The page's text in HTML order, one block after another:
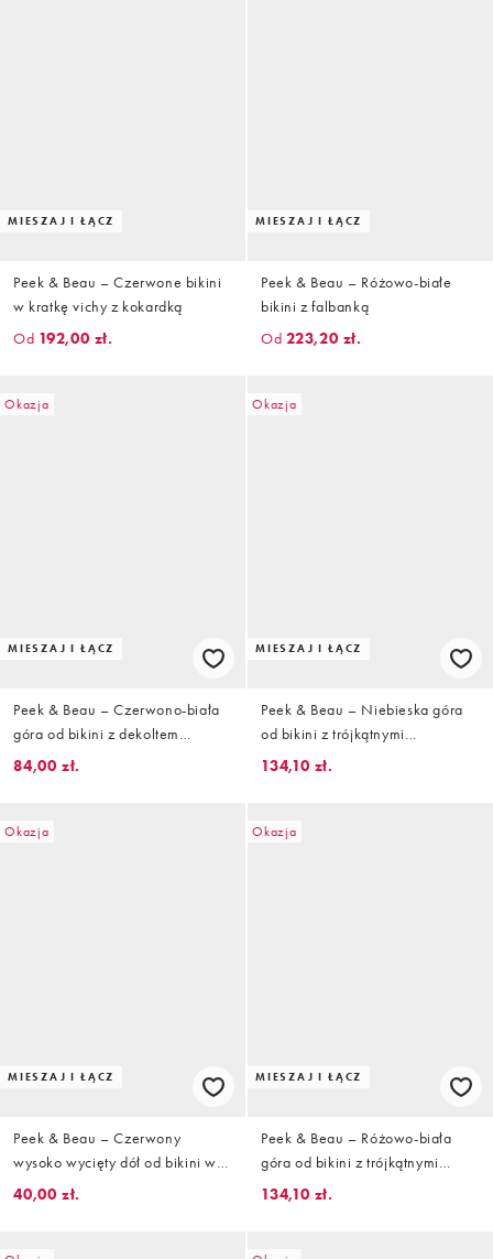
MIESZAJ I ŁĄCZ
Peek & Beau – Czerwone bikini
w kratkę vichy z kokardką
Od 192,00 zł.
MIESZAJ I ŁĄCZ
Peek & Beau – Różowo-białe
bikini z falbanką
Od 223,20 zł.
Okazja
MIESZAJ I ŁĄCZ
Peek & Beau – Czerwono-biała
góra od bikini z dekoltem
bandeau w groszki
84,00 zł.
Okazja
MIESZAJ I ŁĄCZ
Peek & Beau – Niebieska góra
od bikini z trójkątnymi
miseczkami w kratkę vichy i
134,10 zł.
Okazja
MIESZAJ I ŁĄCZ
Peek & Beau – Czerwony
wysoko wycięty dół od bikini w
kratkę vichy z kokardką
40,00 zł.
Okazja
MIESZAJ I ŁĄCZ
Peek & Beau – Różowo-biała
góra od bikini z trójkątnymi
miseczkami i falbanką
134,10 zł.